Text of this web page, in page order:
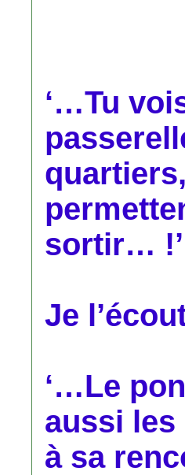
‘…Tu
sortir… !’
Je
‘…Le
aussi les
à sa